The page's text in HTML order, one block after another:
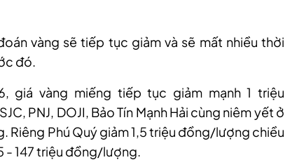
vàng sẽ tiếp tục giảm và sẽ mất nhiều thời
đó.
giá vàng miếng tiếp tục giảm mạnh1 triệu
PNJ, DOJI, Bảo Tín Mạnh Hải cùng niêm yết ở
Riêng Phú Quý giảm 1,5 triệu đồng/lượng chiều
-147 triệu đồng/lượng.